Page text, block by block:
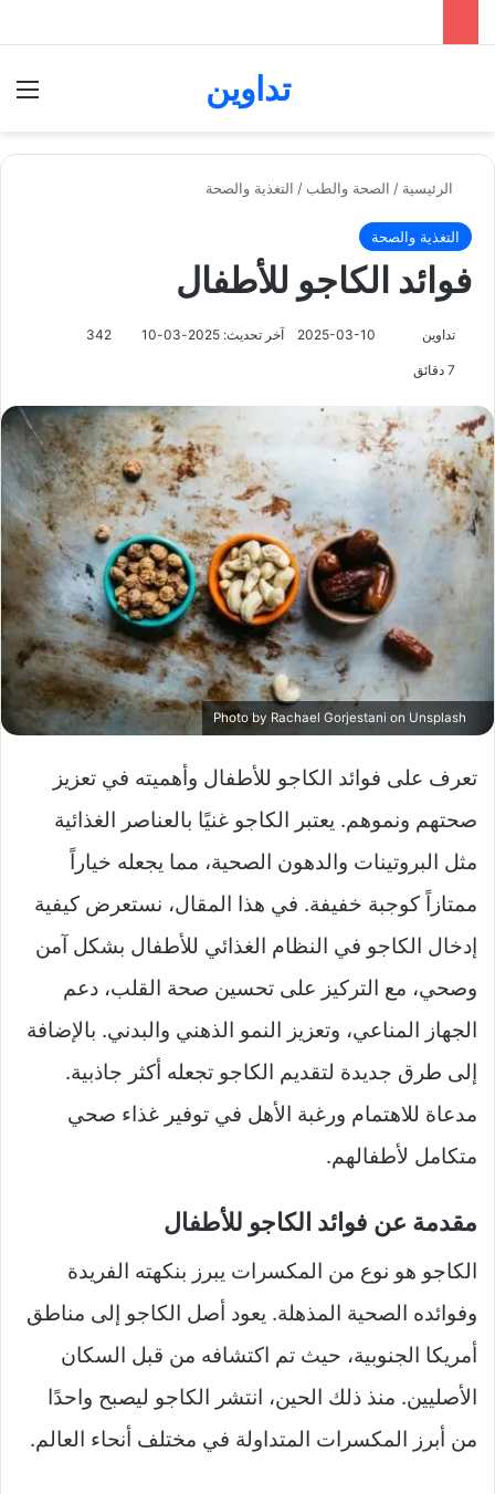
تداوين
الرئيسية / الصحة والطب / التغذية والصحة
التغذية والصحة
فوائد الكاجو للأطفال
تداوين 2025-03-10 آخر تحديث: 2025-03-10 342
Rachael Gorjestani on Unsplash
تعرف على فوائد الكاجو للأطفال وأهميته في تعزيز
صحتهم ونموهم. يعتبر الكاجو غنيًا بالعناصر الغذائية
مثل البروتينات والدهون الصحية، مما يجعله خياراً
ممتازاً كوجبة خفيفة. في هذا المقال، نستعرض كيفية
إدخال الكاجو في النظام الغذائي للأطفال بشكل آمن
وصحي، مع التركيز على تحسين صحة القلب، دعم
الجهاز المناعي، وتعزيز النمو الذهني والبدني. بالإضافة
إلى طرق جديدة لتقديم الكاجو تجعله أكثر جاذبية.
مدعاة للاهتمام ورغبة الأهل في توفير غذاء صحي
متكامل لأطفالهم.
مقدمة عن فوائد الكاجو للأطفال
الكاجو هو نوع من المكسرات يبرز بنكهته الفريدة
وفوائده الصحية المذهلة. يعود أصل الكاجو إلى مناطق
أمريكا الجنوبية، حيث تم اكتشافه من قبل السكان
الأصليين. منذ ذلك الحين، انتشر الكاجو ليصبح واحدًا
من أبرز المكسرات المتداولة في مختلف أنحاء العالم.